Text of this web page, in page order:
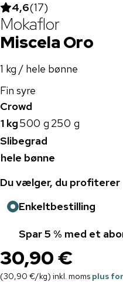
4,6(17)
Mokaflor
Miscela Oro
1 kg / hele bønne
Fin syre
Crowd
1 kg500 g 250 g
Slibegrad
hele bønne
Du vælger, du profiterer
Enkeltbestilling
Spar 5 % med et
30,90 €
(30,90 €/kg) inkl. moms plus